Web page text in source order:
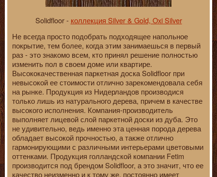
Solidfloor - коллекция Silver & Gold, Oxi Silver
Не всегда просто подобрать подходящее напольное
покрытие, тем более, когда этим занимаешься в первый
раз - это знакомо всем, кто принял решение полностью
изменить пол в своем доме или квартире.
Высококачественная паркетная доска Solidfloor при
невысокой ее стоимости отлично зарекомендовала себя
на рынке. Продукция из Нидерландов производися
только лишь из натурального дерева, причем в качестве
высокого исполнения. Компания-производитель
выполняет лицевой слой паркетной доски из дуба. Это
не удивительно, ведь именно эта ценная порода дерева
обладает высокой прочностью, а также отлично
гармонирующими с различными интерьерами цветовыми
оттенками. Продукция голландской компании Fetim
производится под брендом Solidfloor, а это значит, что ее
качество неизменно и к тому же, постоянно имеет